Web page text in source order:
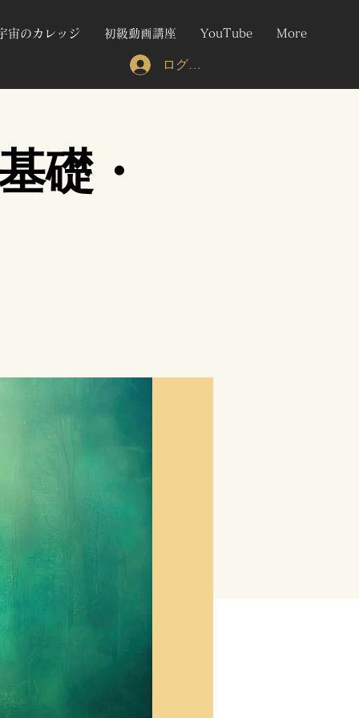
宙のカレッジ 初級動画講座 YouTube More
ログイン
礎・